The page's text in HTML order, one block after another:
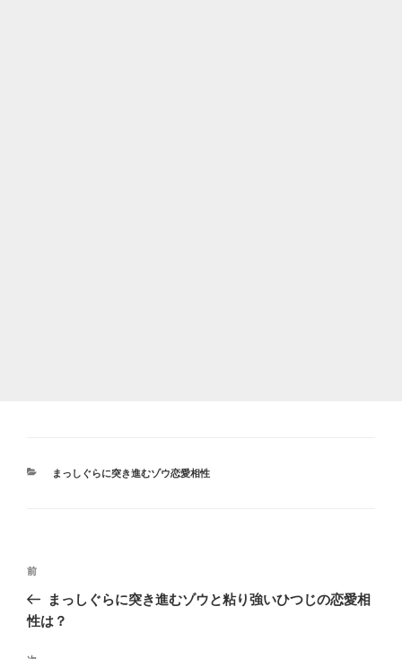
カ
まっしぐらに突き進むゾウ恋愛相性
投
ナ
前
の
投
前
まっしぐらに突き進むゾウと粘り強いひつじの恋愛相
性は？